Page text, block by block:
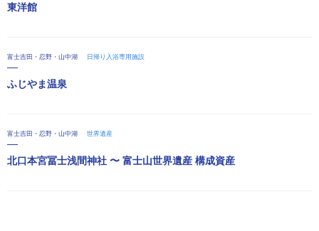
東洋館
富士吉田・忍野・山中湖 日帰り入浴専用施設
ふじやま温泉
富士吉田・忍野・山中湖 世界遺産
北口本宮冨士浅間神社 〜 富士山世界遺産 構成資産